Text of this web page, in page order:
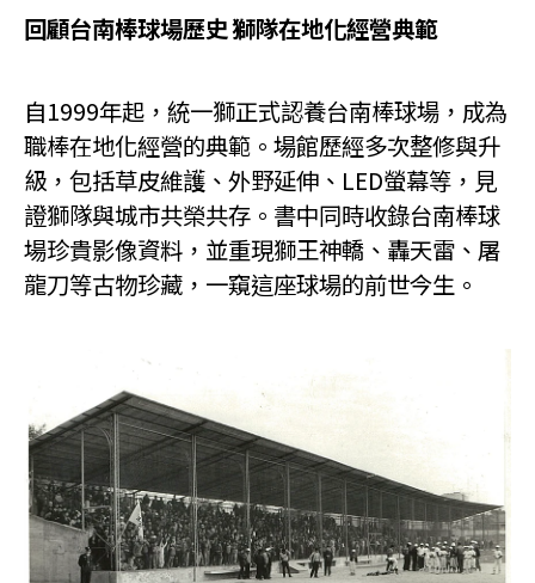
回顧台南棒球場歷史 獅隊在地化經營典範
自1999年起，統一獅正式認養台南棒球場，成為
職棒在地化經營的典範。場館歷經多次整修與升
級，包括草皮維護、外野延伸、LED螢幕等，見
證獅隊與城市共榮共存。書中同時收錄台南棒球
場珍貴影像資料，並重現獅王神轎、轟天雷、屠
龍刀等古物珍藏，一窺這座球場的前世今生。